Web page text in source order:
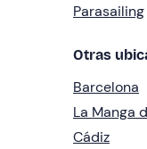
Parasailing
Otras
Barcelona
La Manga
Cádiz